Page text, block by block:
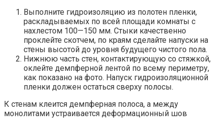
Выполните гидроизоляцию из полотен пленки,
раскладываемых по всей площади комнаты с
нахлестом 100—150 мм. Стыки качественно
проклейте скотчем, по краям сделайте напуски на
стены высотой до уровня будущего чистого пола.
Нижнюю часть стен, контактирующую со стяжкой,
оклейте демпферной лентой по всему периметру,
как показано на фото. Напуск гидроизоляционной
пленки должен остаться сверху полосы.
К стенам клеится демпферная полоса, а между
монолитами устраивается деформационный шов